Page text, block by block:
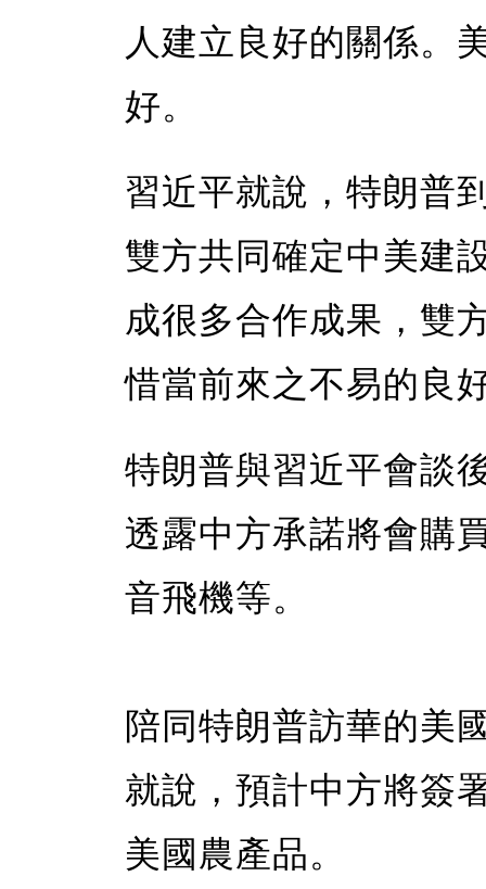
人建立良好的關係。
好。
習近平就說，特朗普
雙方共同確定中美建
成很多合作成果，雙
惜當前來之不易的良
特朗普與習近平會談
透露中方承諾將會購
音飛機等。
陪同特朗普訪華的美
就說，預計中方將簽
美國農產品。